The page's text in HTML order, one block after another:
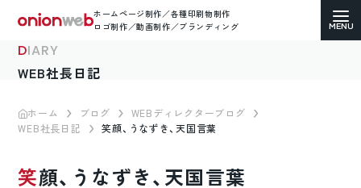
ホームページ制作／各種印刷物制作
ロゴ制作／動画制作／ブランディング
ホームページ制作
コーポレートサイト
DIARY
WEB社長日記
ホーム ブログ
WEBディレクターブログ
WEB社長日記
笑顔、うなずき、天国言葉
笑顔、うなずき、天国言葉